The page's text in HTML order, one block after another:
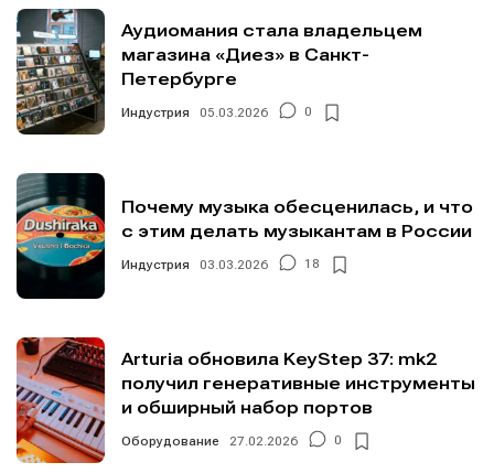
Аудиомания стала владельцем
магазина «Диез» в Санкт-
Петербурге
Индустрия 05.03.2026 0
Почему музыка обесценилась, и что
с этим делать музыкантам в России
Индустрия 03.03.2026 18
Arturia обновила KeyStep 37: mk2
получил генеративные инструменты
и обширный набор портов
Оборудование 27.02.2026 0